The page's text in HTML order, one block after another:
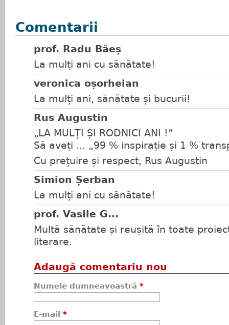
Comentarii
prof. Radu Băeș
La mulți ani cu sănătate!
veronica oșorheian
La mulți ani, sănătate și bucurii!
Rus Augustin
„LA MULȚI ȘI RODNICI ANI !”
Să aveți ... „99 % inspirație și 1 %
Cu prețuire și respect, Rus Augustin
Simion Șerban
La mulți ani cu sănătate!
prof. Vasile G...
Multă sănătate și reușită în toate
literare.
Adaugă comentariu nou
Numele dumneavoastră *
E-mail *